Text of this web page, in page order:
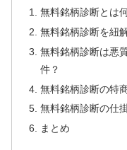
無料銘柄診断とは
無料銘柄診断を紐
無料銘柄診断は悪
件？
無料銘柄診断の特
無料銘柄診断の仕
まとめ